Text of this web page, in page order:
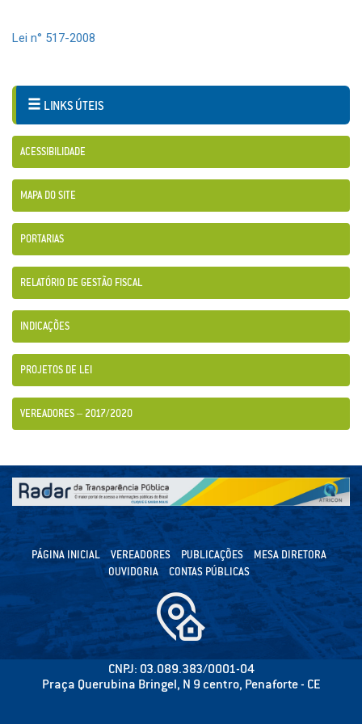
Lei n° 517-2008
LINKS ÚTEIS
ACESSIBILIDADE
MAPA DO SITE
PORTARIAS
RELATÓRIO DE GESTÃO FISCAL
INDICAÇÕES
PROJETOS DE LEI
VEREADORES – 2017/2020
PÁGINA INICIAL VEREADORES PUBLICAÇÕES
MESA DIRETORA
OUVIDORIA
CONTAS PÚBLICAS
CNPJ: 03.089.383/0001-04
Praça Querubina Bringel, N 9 centro, Penaforte - CE